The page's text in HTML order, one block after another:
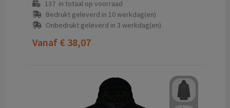
137in totaal op voorraad
Bedrukt geleverd in 10 werkdag(en)
Onbedrukt geleverd in 3 werkdag(en)
Vanaf € 38,07